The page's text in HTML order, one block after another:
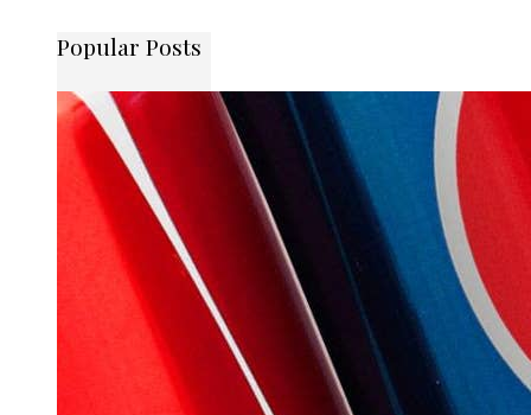
Popular Posts